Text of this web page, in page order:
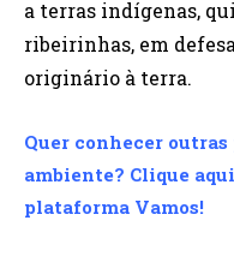
a terras indígenas,
ribeirinhas, em
originário à terra.
Quer conhecer outras
ambiente? Clique
plataforma Vamos!